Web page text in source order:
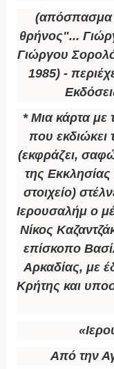
(απόσπασμα
θρήνος"...
Γιώργου
1985) -
* Μια κάρτα με
που
(εκφράζει,
της
στοιχείο)
Ιερουσαλήμ ο
Νίκος
επίσκοπο
Αρκαδίας, με
Κρήτης και
Από την